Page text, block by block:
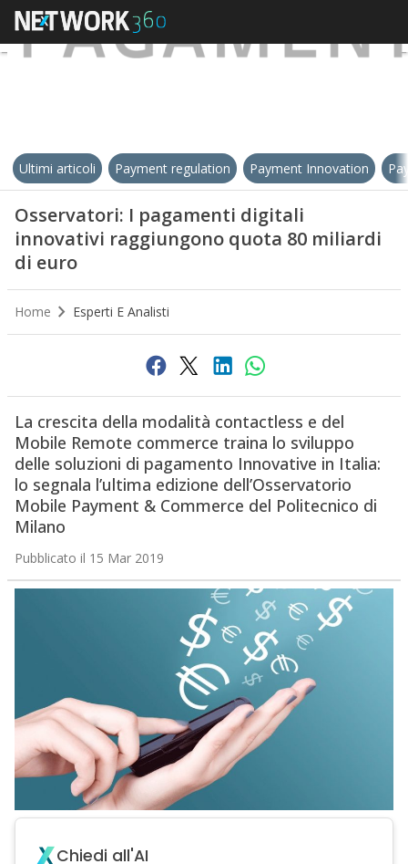
Ultimi articoli Payment regulation Payment Innovation
Osservatori: I pagamenti digitali
innovativi raggiungono quota 80 miliardi
di euro
Home Esperti E Analisti
La crescita della modalità contactless e del
Mobile Remote commerce traina lo sviluppo
delle soluzioni di pagamento Innovative in Italia:
lo segnala l’ultima edizione dell’Osservatorio
Mobile Payment & Commerce del Politecnico di
Milano
Pubblicato il 15 Mar 2019
Chiedi all'AI